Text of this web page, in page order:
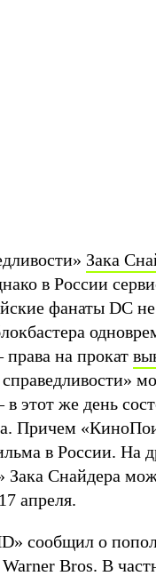
Зака
в России
фанаты DC
на прокат
этот же день
Причем
в России. На
Зака Снайдера
апреля.
сообщил о
Bros. В